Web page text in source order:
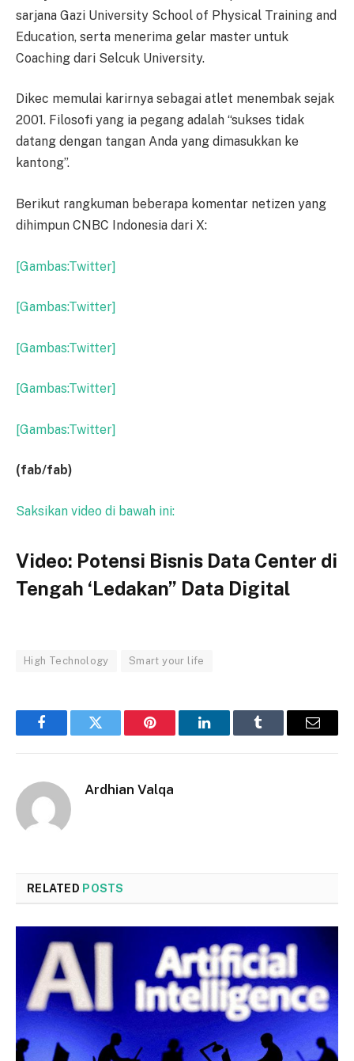
sarjana Gazi University School of Physical Training and
Education, serta menerima gelar master untuk
Coaching dari Selcuk University.
Dikec memulai karirnya sebagai atlet menembak sejak
2001. Filosofi yang ia pegang adalah “sukses tidak
datang dengan tangan Anda yang dimasukkan ke
kantong”.
Berikut rangkuman beberapa komentar netizen yang
dihimpun CNBC Indonesia dari X:
[Gambas:Twitter]
[Gambas:Twitter]
[Gambas:Twitter]
[Gambas:Twitter]
[Gambas:Twitter]
(fab/fab)
Saksikan video di bawah ini:
Video: Potensi Bisnis Data Center di
Tengah ‘Ledakan” Data Digital
High Technology Smart your life
FacebookTwitter Pinterest LinkedInTumblr Email
Ardhian Valqa
RELATED POSTS